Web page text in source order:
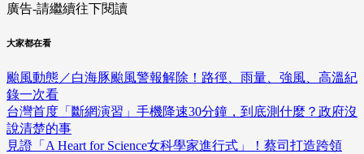
廣告-請繼續往下閱讀
大家都在看
颱風動態／白海豚颱風警報解除！路徑、雨量、強風、高溫紀
錄一次看
台灣首度「斷網演習」手機降速30分鐘，到底測什麼？政府沒
說清楚的事
見證「A Heart for Science女科學家進行式」！蔡司打造跨領